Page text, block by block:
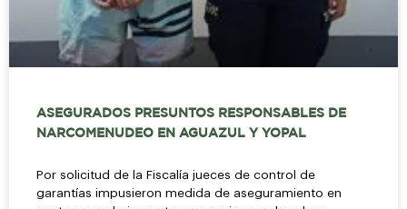
ASEGURADOS PRESUNTOS RESPONSABLES DE
NARCOMENUDEO EN AGUAZUL Y YOPAL
Por solicitud de la Fiscalía jueces de control de
garantías impusieron medida de aseguramiento en